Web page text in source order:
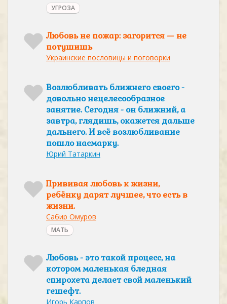
УГРОЗА
Любовь не пожар: загорится — не
потушишь
Украинские пословицы и поговорки
Возлюбливать ближнего своего -
довольно нецелесообразное
занятие. Сегодня - он ближний, а
завтра, глядишь, окажется дальше
дальнего. И всё возлюбливание
пошло насмарку.
Юрий Татаркин
Прививая любовь к жизни,
ребёнку дарят лучшее, что есть в
жизни.
Сабир Омуров
МАТЬ
Любовь - это такой процесс, на
котором маленькая бледная
спирохета делает свой маленький
гешефт.
Игорь Карпов